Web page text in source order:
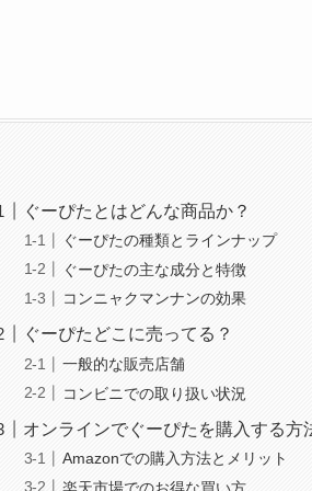
ぐーぴたとはどんな商品か？
ぐーぴたの種類とラインナップ
ぐーぴたの主な成分と特徴
コンニャクマンナンの効果
ぐーぴたどこに売ってる？
一般的な販売店舗
コンビニでの取り扱い状況
オンラインでぐーぴたを購入する方
Amazonでの購入方法とメリット
楽天市場でのお得な買い方